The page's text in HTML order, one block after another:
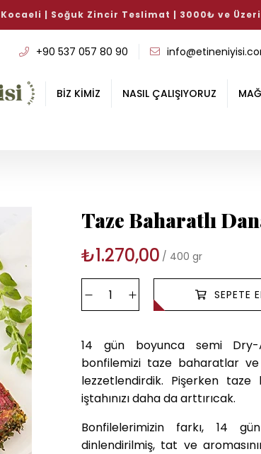
Çeşitlerinde %15 İndirim Hediye! ALışverişe
+90 537 057 80 90
BİZ KİMİZ NASIL ÇALIŞIYORUZ
Taze Baharatlı
₺1.270,00 400 gr
14 gün boyunca semi Dry-
bonfilemizi taze baharatlar
lezzetlendirdik. Pişerken
iştahınızı daha da arttırıcak.
Bonfilelerimizin farkı, 14
dinlendirilmiş, tat ve